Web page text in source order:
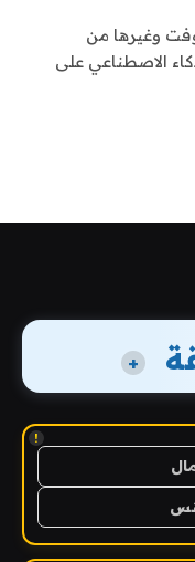
وغيرها من
الاصطناعي على
+
!